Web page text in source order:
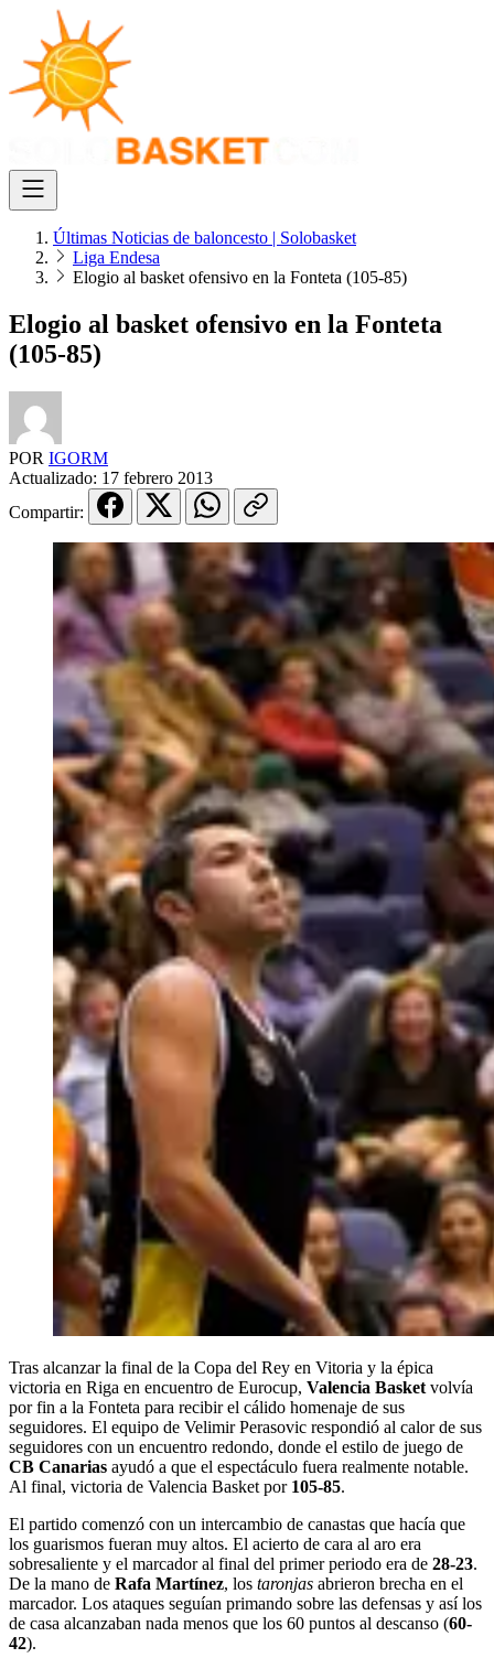
Últimas Noticias de baloncesto | Solobasket
Liga Endesa
Elogio al basket ofensivo en la Fonteta (105-85)
Elogio al basket ofensivo en la Fonteta
(105-85)
POR IGORM
Actualizado: 17 febrero 2013
Compartir:
Tras alcanzar la final de la Copa del Rey en Vitoria y la épica
victoria en Riga en encuentro de Eurocup, Valencia Basket volvía
por fin a la Fonteta para recibir el cálido homenaje de sus
seguidores. El equipo de Velimir Perasovic respondió al calor de sus
seguidores con un encuentro redondo, donde el estilo de juego de
CB Canarias ayudó a que el espectáculo fuera realmente notable.
Al final, victoria de Valencia Basket por 105-85.
El partido comenzó con un intercambio de canastas que hacía que
los guarismos fueran muy altos. El acierto de cara al aro era
sobresaliente y el marcador al final del primer periodo era de 28-23.
De la mano de Rafa Martínez, los taronjas abrieron brecha en el
marcador. Los ataques seguían primando sobre las defensas y así los
de casa alcanzaban nada menos que los 60 puntos al descanso (60-
42).